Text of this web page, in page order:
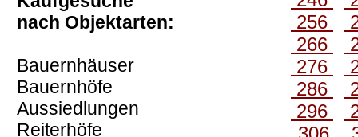
nach Objektarten:
Bauernhäuser
Bauernhöfe
Aussiedlungen
Reiterhöfe
256
266
276
286
296